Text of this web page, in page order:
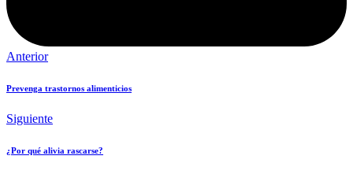
Anterior
Prevenga trastornos alimenticios
Siguiente
¿Por qué alivia rascarse?